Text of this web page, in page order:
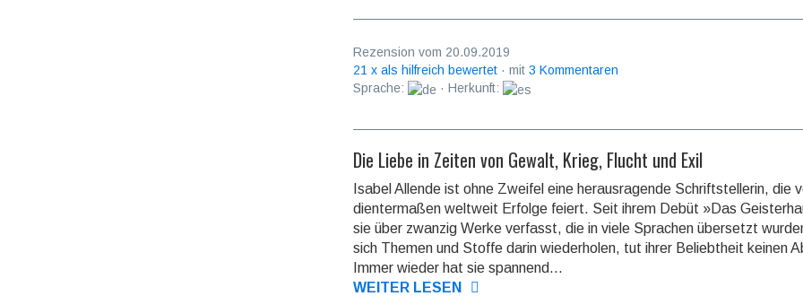
Rezension vom 20.09.2019
21 x als hilfreich bewertet · mit3 Kommentaren
Sprache:
· Herkunft:
Die Liebe in Zeiten von Gewalt, Krieg, Flucht und Exil
Isabel Allende ist ohne Zweifel eine herausragende Schriftstellerin, die
dienter­maßen weltweit Erfolge feiert. Seit ihrem Debüt »Das
sie über zwanzig Werke verfasst, die in viele Sprachen übersetzt
sich Themen und Stoffe darin wiederholen, tut ihrer Beliebtheit keinen
Immer wieder hat sie spannend...
WEITER LESEN